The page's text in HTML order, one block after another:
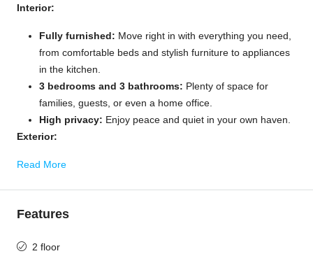
Interior:
Fully furnished: Move right in with everything you need,
from comfortable beds and stylish furniture to appliances
in the kitchen.
3 bedrooms and 3 bathrooms: Plenty of space for
families, guests, or even a home office.
High privacy: Enjoy peace and quiet in your own haven.
Exterior:
Read More
Features
2 floor